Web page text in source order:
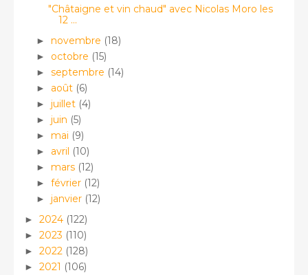
"Châtaigne et vin chaud" avec Nicolas Moro les
12 ...
► novembre (18)
► octobre (15)
► septembre (14)
► août (6)
► juillet (4)
► juin (5)
► mai (9)
► avril (10)
► mars (12)
► février (12)
► janvier (12)
► 2024 (122)
► 2023 (110)
► 2022 (128)
► 2021 (106)